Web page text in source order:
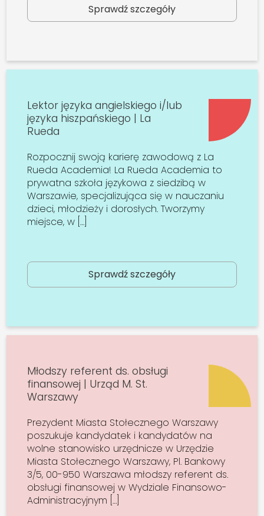
Sprawdź szczegóły
Lektor języka angielskiego i/lub
języka hiszpańskiego | La
Rueda
Rozpocznij swoją karierę zawodową z La
Rueda Academia! La Rueda Academia to
prywatna szkoła językowa z siedzibą w
Warszawie, specjalizująca się w nauczaniu
dzieci, młodzieży i dorosłych. Tworzymy
miejsce, w […]
Sprawdź szczegóły
Młodszy referent ds. obsługi
finansowej | Urząd M. St.
Warszawy
Prezydent Miasta Stołecznego Warszawy
poszukuje kandydatek i kandydatów na
wolne stanowisko urzędnicze w Urzędzie
Miasta Stołecznego Warszawy, Pl. Bankowy
3/5, 00-950 Warszawa młodszy referent ds.
obsługi finansowej w Wydziale Finansowo-
Administracyjnym […]